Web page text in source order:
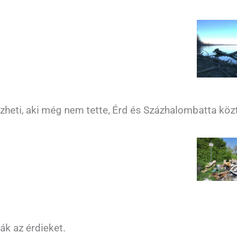
aki még nem tette, Érd és Százhalombatta
az érdieket.